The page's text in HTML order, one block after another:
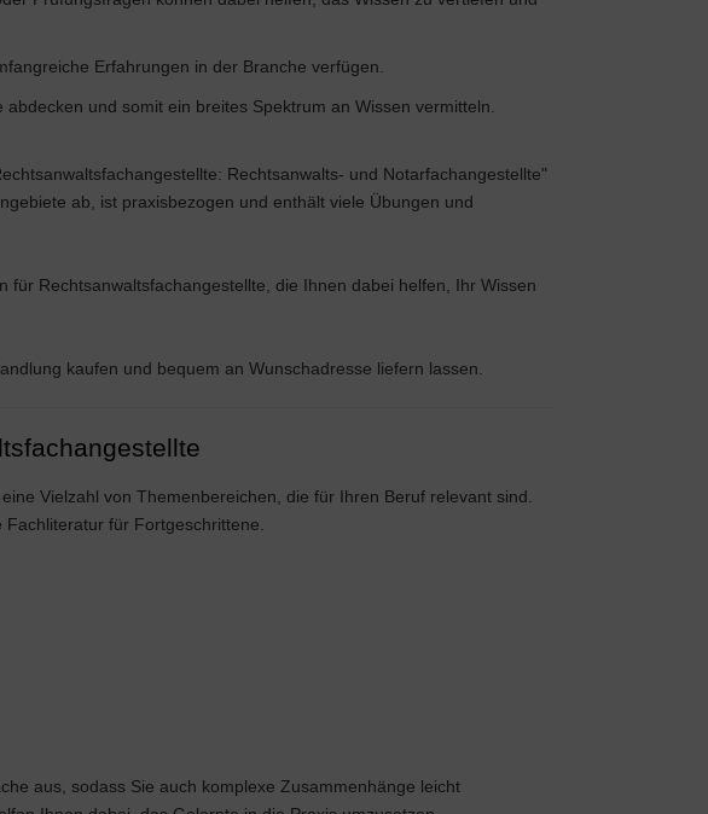
Erfahrungen in der Branche verfügen.
und somit ein breites Spektrum an Wissen vermitteln.
Rechtsanwalts- und Notarfachangestellte"
ab, ist praxisbezogen und enthält viele Übungen und
Rechtsanwaltsfachangestellte, die Ihnen dabei helfen, Ihr Wissen
kaufen und bequem an Wunschadresse liefern lassen.
Vielzahl von Themenbereichen, die für Ihren Beruf relevant sind.
für Fortgeschrittene.
aus, sodass Sie auch komplexe Zusammenhänge leicht